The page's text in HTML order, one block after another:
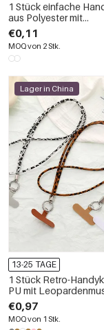
1 Stück einfache
aus Polyester mit
Leopardenmuster
€0,11
MOQ von 2 Stk.
Lager in China
13-25 TAGE
1 Stück Retro-
PU mit
€0,97
MOQ von 1 Stk.